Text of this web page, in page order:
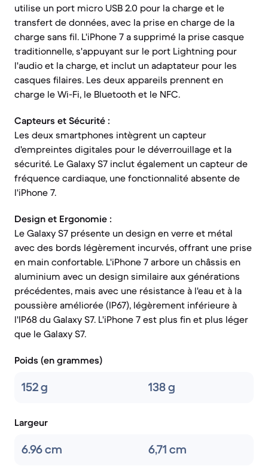
utilise un port micro USB 2.0 pour la charge et le
transfert de données, avec la prise en charge de la
charge sans fil. L'iPhone 7 a supprimé la prise casque
traditionnelle, s'appuyant sur le port Lightning pour
l'audio et la charge, et inclut un adaptateur pour les
casques filaires. Les deux appareils prennent en
charge le Wi-Fi, le Bluetooth et le NFC.
Capteurs et Sécurité :
Les deux smartphones intègrent un capteur
d'empreintes digitales pour le déverrouillage et la
sécurité. Le Galaxy S7 inclut également un capteur de
fréquence cardiaque, une fonctionnalité absente de
l'iPhone 7.
Design et Ergonomie :
Le Galaxy S7 présente un design en verre et métal
avec des bords légèrement incurvés, offrant une prise
en main confortable. L'iPhone 7 arbore un châssis en
aluminium avec un design similaire aux générations
précédentes, mais avec une résistance à l'eau et à la
poussière améliorée (IP67), légèrement inférieure à
l'IP68 du Galaxy S7. L'iPhone 7 est plus fin et plus léger
que le Galaxy S7.
Poids (en grammes)
152 g 138 g
Largeur
6.96 cm 6,71 cm